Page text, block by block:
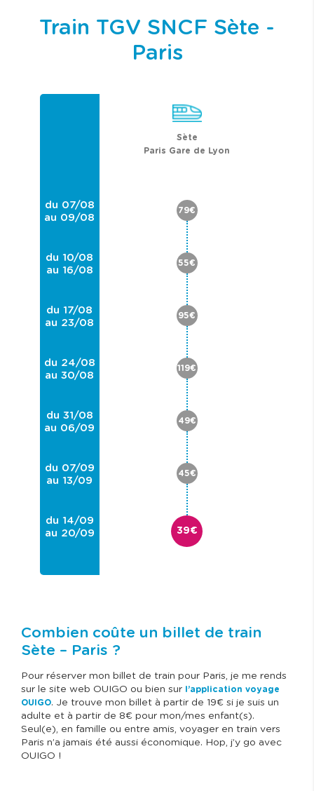
Train TGV SNCF Sète -
Paris
du 07/08
au 09/08
du 10/08
au 16/08
du 17/08
au 23/08
du 24/08
au 30/08
du 31/08
au 06/09
du 07/09
au 13/09
du 14/09
au 20/09
Sète
Paris Gare de Lyon
79€
55€
95€
119€
49€
45€
39€
Combien coûte un billet de train
Sète – Paris ?
Pour réserver mon billet de train pour Paris, je me rends
sur le site web OUIGO ou bien sur l’application voyage
OUIGO. Je trouve mon billet à partir de 19€ si je suis un
adulte et à partir de 8€ pour mon/mes enfant(s).
Seul(e), en famille ou entre amis, voyager en train vers
Paris n’a jamais été aussi économique. Hop, j’y go avec
OUIGO !